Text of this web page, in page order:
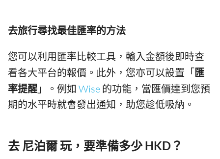
去旅行尋找最佳匯率的方法
您可以利用匯率比較工具，輸入金額後即時查
看各大平台的報價。此外，您亦可以設置「 匯
率提醒 」。例如 Wise 的功能，當匯價達到您預
期的水平時就會發出通知，助您趁低吸納。
去 尼泊爾 玩，要準備多少 HKD？